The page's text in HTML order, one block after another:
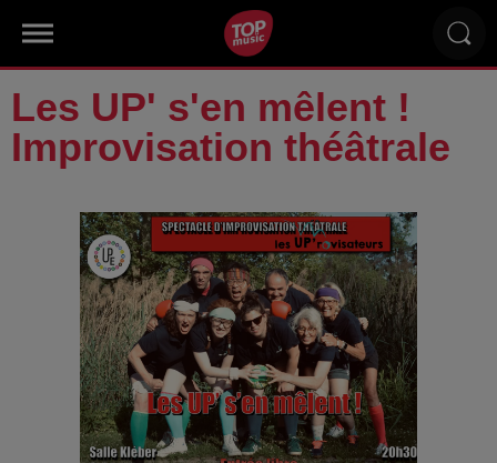
Les UP' s'en mêlent !
Improvisation théâtrale